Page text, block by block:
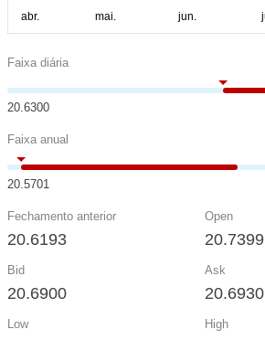
Faixa diária
20.6300
Faixa anual
20.5701
Fechamento anterior
20.6193
Open
20.7399
Bid
20.6900
Ask
20.6930
Low High